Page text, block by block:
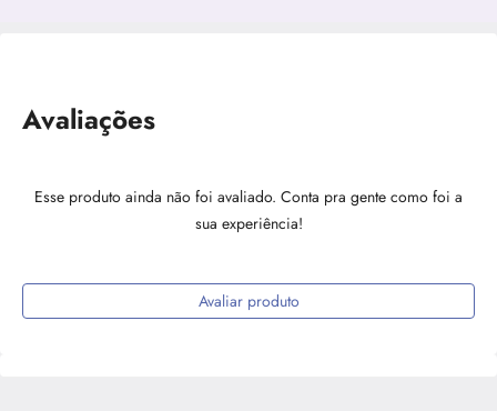
Avaliações
Esse produto ainda não foi avaliado. Conta pra gente como foi a
sua experiência!
Avaliar produto